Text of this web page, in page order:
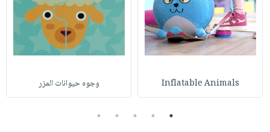
Inflatable Animals وجوه حيوانات المزر
1
2
3
4
5